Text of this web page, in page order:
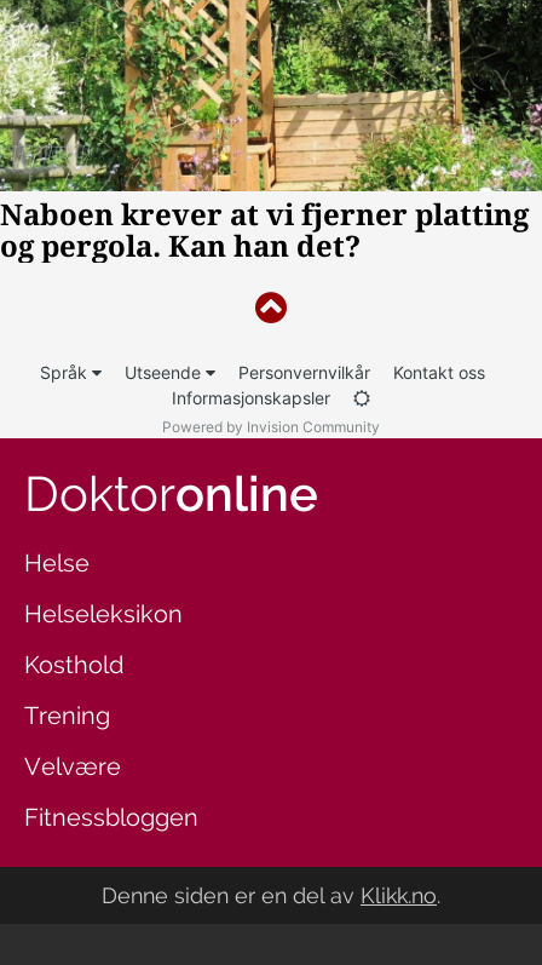
Språk Utseende Personvernvilkår
Kontakt oss
Informasjonskapsler
Powered by Invision Community
Doktoronline
Helse
Helseleksikon
Kosthold
Trening
Velvære
Fitnessbloggen
Denne siden er en del av Klikk.no.